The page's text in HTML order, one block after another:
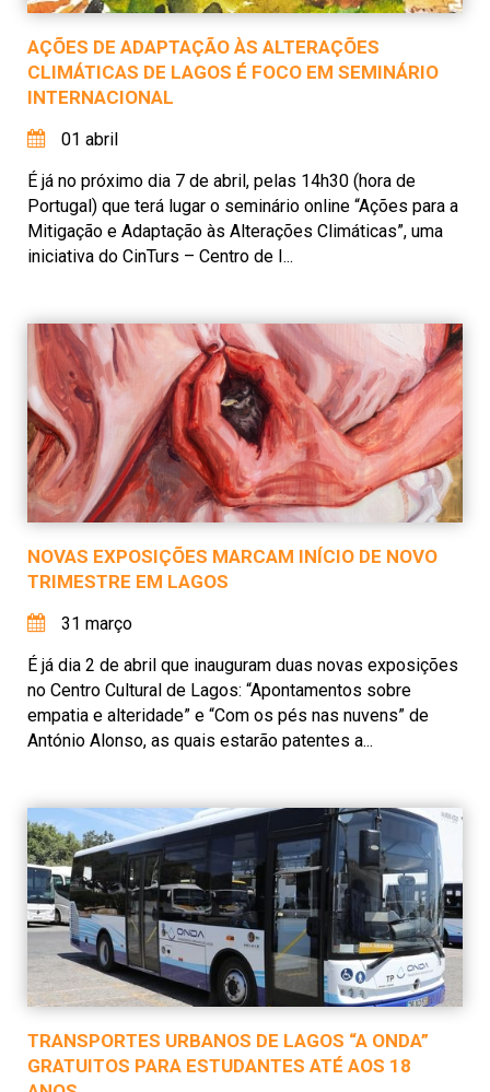
AÇÕES DE ADAPTAÇÃO ÀS ALTERAÇÕES
CLIMÁTICAS DE LAGOS É FOCO EM SEMINÁRIO
INTERNACIONAL
01 abril
É já no próximo dia 7 de abril, pelas 14h30 (hora de
Portugal) que terá lugar o seminário online “Ações para a
Mitigação e Adaptação às Alterações Climáticas”, uma
iniciativa do CinTurs – Centro de I...
NOVAS EXPOSIÇÕES MARCAM INÍCIO DE NOVO
TRIMESTRE EM LAGOS
31 março
É já dia 2 de abril que inauguram duas novas exposições
no Centro Cultural de Lagos: “Apontamentos sobre
empatia e alteridade” e “Com os pés nas nuvens” de
António Alonso, as quais estarão patentes a...
TRANSPORTES URBANOS DE LAGOS “A ONDA”
GRATUITOS PARA ESTUDANTES ATÉ AOS 18